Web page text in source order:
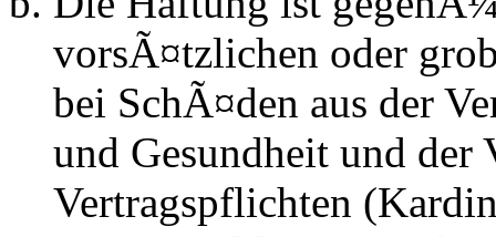
vorsÃ¤tzlichen oder
bei SchÃ¤den aus der
und Gesundheit und der
Vertragspflichten